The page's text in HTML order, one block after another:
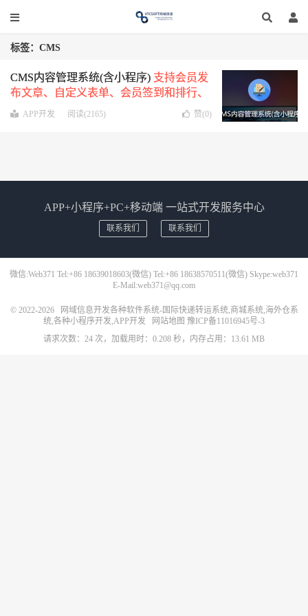
标签：CMS
CMS内容管理系统(含小程序) 支持会员发
布文章、自定义表单、会员签到和排行、
文章搜索、专题查看等功能
APP开发 阅读(2165) 赞(0)
APP+小程序+PC+移动端 一站式开发服务中心
联系我们 联系我们
微信:Web371 Tel:+86 18639018603(微信) Tel:+86 18638570511(微信) Skype:web371
E-Mail:web371@qq.com
© 2022-2026
网域信息开发各种软件系统-国际快递转运系统,商城系统,海外仓系
统,各种小程序开发,APP开发
网站地图 豫ICP备11016945号-3
请求次数：24 次，加载用时：0.208 秒，内存占用：13.61 MB